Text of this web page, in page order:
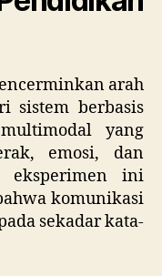
arah
sistem berbasis
yang
emosi, dan
eksperimen ini
komunikasi
sekadar kata-